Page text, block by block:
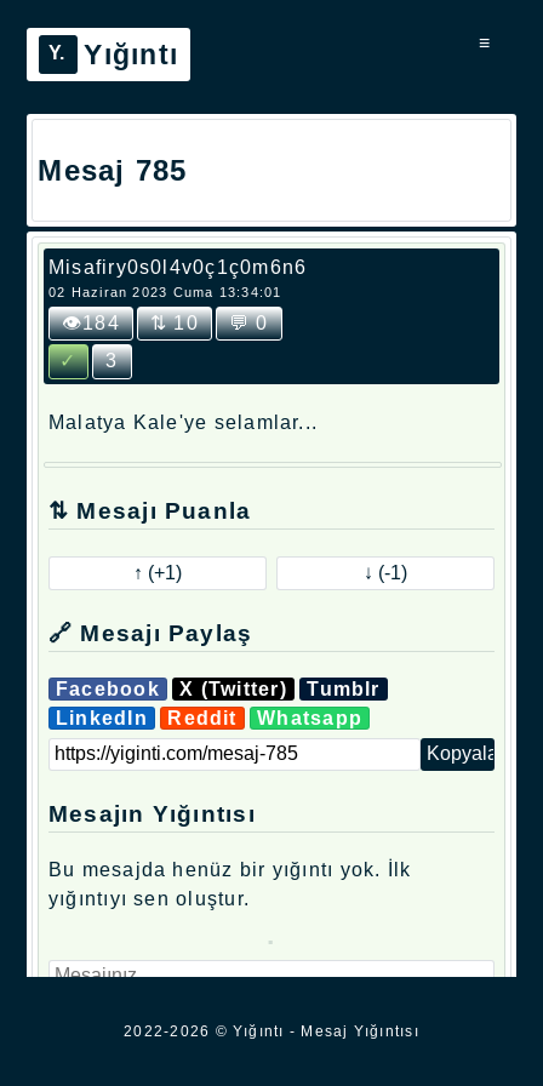
Yığıntı ≡
Mesaj 785
Misafiry0s0l4v0ç1ç0m6n6
02 Haziran 2023 Cuma 13:34:01
👁184 ⇅ 10
💬 0
✓
3
Malatya Kale'ye selamlar...
⇅ Mesajı Puanla
🔗 Mesajı Paylaş
Facebook X (Twitter)
Tumblr
LinkedIn
Reddit Whatsapp
Mesajın Yığıntısı
Bu mesajda henüz bir yığıntı yok. İlk
yığıntıyı sen oluştur.
.
2022-2026 © Yığıntı - Mesaj Yığıntısı